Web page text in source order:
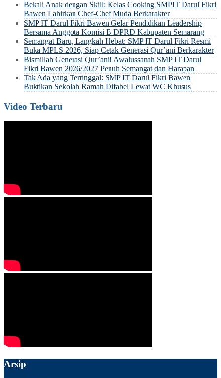
Bekali Anak dengan Skill: Kelas Cooking SMPIT Darul Fikri
Bawen Lahirkan Chef-Chef Muda Berkarakter
SMP IT Darul Fikri Bawen Gelar Pendidikan Leadership
Bersama Anggota Komisi B DPRD Kabupaten Semarang
Semangat Baru, Langkah Hebat: SMP IT Darul Fikri Resmi
Buka MPLS 2026, Siap Cetak Generasi Qur’ani Berkarakter
Bismillah Generasi Qur’ani! Awalussanah SMP IT Darul
Fikri Bawen 2026/2027 Penuh Semangat dan Harapan
Tak Ada yang Tertinggal: SMP IT Darul Fikri Bawen
Buktikan Sekolah Ramah Difabel Lewat WC Khusus
Video Terbaru
Arsip